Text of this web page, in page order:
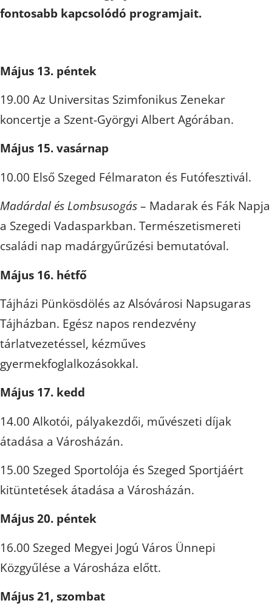
fontosabb kapcsolódó programjait.
Május 13. péntek
19.00 Az Universitas Szimfonikus Zenekar
koncertje a Szent-Györgyi Albert Agórában.
Május 15. vasárnap
10.00 Első Szeged Félmaraton és Futófesztivál.
Madárdal és Lombsusogás– Madarak és Fák Napja
a Szegedi Vadasparkban. Természetismereti
családi nap madárgyűrűzési bemutatóval.
Május 16. hétfő
Tájházi Pünkösdölés az Alsóvárosi Napsugaras
Tájházban. Egész napos rendezvény
tárlatvezetéssel, kézműves
gyermekfoglalkozásokkal.
Május 17. kedd
14.00 Alkotói, pályakezdői, művészeti díjak
átadása a Városházán.
15.00 Szeged Sportolója és Szeged Sportjáért
kitüntetések átadása a Városházán.
Május 20. péntek
16.00 Szeged Megyei Jogú Város Ünnepi
Közgyűlése a Városháza előtt.
Május 21, szombat